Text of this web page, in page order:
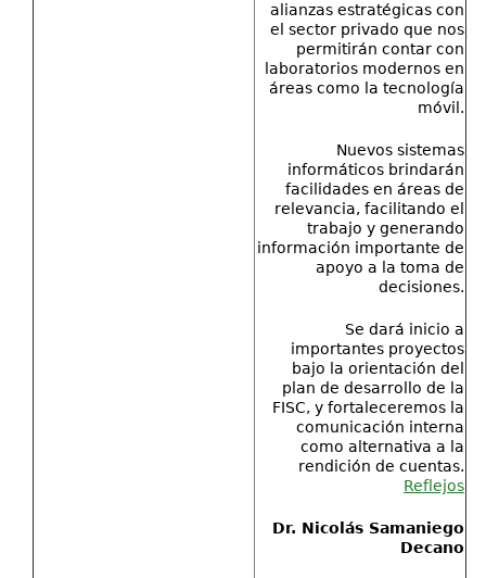
alianzas estratégicas con
el sector privado que nos
permitirán contar con
laboratorios modernos en
áreas como la tecnología
móvil.
Nuevos sistemas
informáticos brindarán
facilidades en áreas de
relevancia, facilitando el
trabajo y generando
información importante de
apoyo a la toma de
decisiones.
Se dará inicio a
importantes proyectos
bajo la orientación del
plan de desarrollo de la
FISC, y fortaleceremos la
comunicación interna
como alternativa a la
rendición de cuentas.
Reflejos
Dr. Nicolás Samaniego
Decano